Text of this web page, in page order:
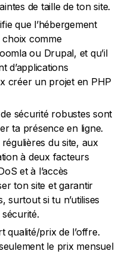
de taille de ton site.
que l’hébergement
comme
ou Drupal, et qu’il
d’applications
créer un projet en PHP
sécurité robustes sont
ta présence en ligne.
du site, aux
à deux facteurs
et à l’accès
ton site et garantir
surtout si tu n’utilises
sécurité.
qualité/prix de l’offre.
le prix mensuel